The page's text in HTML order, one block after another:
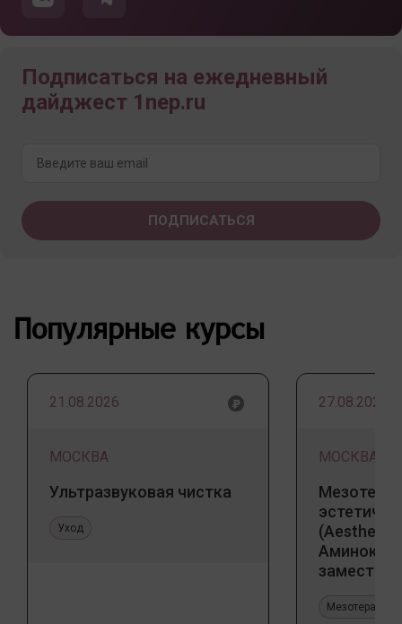
Подписаться на ежедневный
дайджест 1nep.ru
Популярные курсы
21.08.2026
МОСКВА
Ультразвуковая чистка
Уход
27.08.2026
МОСКВА
(Aesthetic
Мезотерапия